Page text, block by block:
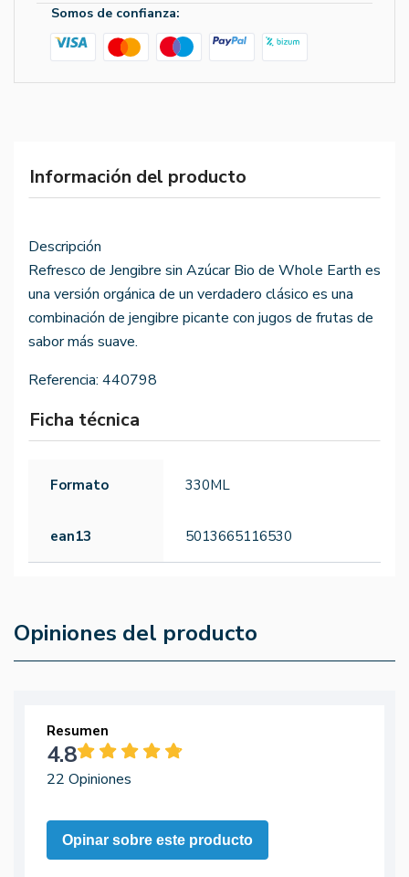
Somos de confianza:
Información del producto
Descripción
Refresco de Jengibre sin Azúcar Bio de Whole Earth es
una versión orgánica de un verdadero clásico es una
combinación de jengibre picante con jugos de frutas de
sabor más suave.
Referencia: 440798
Ficha técnica
Formato 330ML
ean13 5013665116530
Opiniones del producto
Resumen
4.8
22 Opiniones
Opinar sobre este producto